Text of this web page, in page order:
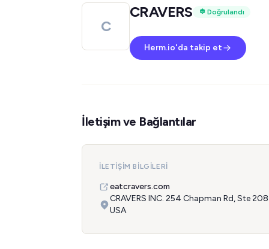
C
CRAVERS Doğrulandı
Herm.io'da takip et
İletişim ve Bağlantılar
İLETIŞIM BILGILERI
eatcravers.com
CRAVERS INC. 254 Chapman Rd, Ste
USA